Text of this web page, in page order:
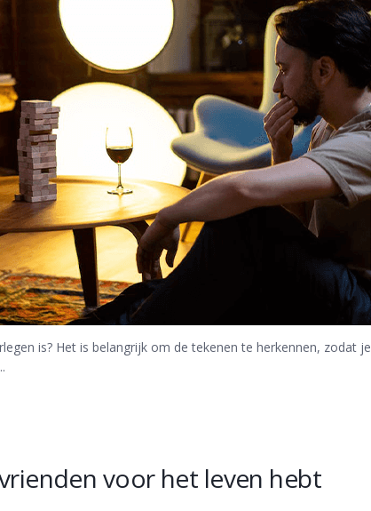
is? Het is belangrijk om de tekenen te herkennen, zodat je
voor het leven hebt